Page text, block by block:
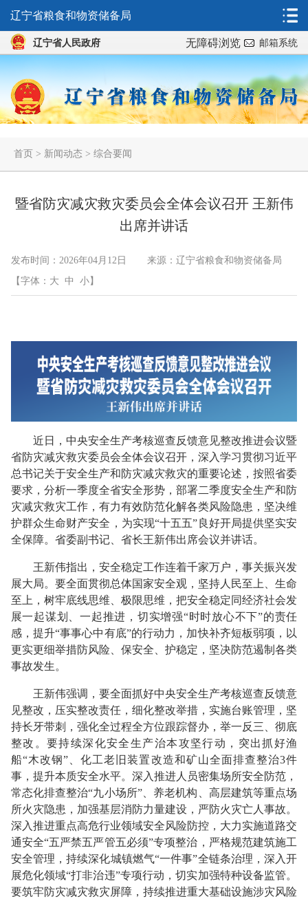
辽宁省人民政府 邮箱系统
无障碍浏览
辽宁省粮食和物资储备局
首页 > 新闻动态 > 综合要闻
暨省防灾减灾救灾委员会全体会议召开 王新伟
出席并讲话
发布时间：2026年04月12日
来源：辽宁省粮食和物资储备局
【字体： 大 中 小】
近日，中央安全生产考核巡查反馈意见整改推进会议暨
省防灾减灾救灾委员会全体会议召开，深入学习贯彻习近平
总书记关于安全生产和防灾减灾救灾的重要论述，按照省委
要求，分析一季度全省安全形势，部署二季度安全生产和防
灾减灾救灾工作，有力有效防范化解各类风险隐患，坚决维
护群众生命财产安全，为实现“十五五”良好开局提供坚实安
全保障。省委副书记、省长王新伟出席会议并讲话。
王新伟指出，安全稳定工作连着千家万户，事关振兴发
展大局。要全面贯彻总体国家安全观，坚持人民至上、生命
至上，树牢底线思维、极限思维，把安全稳定同经济社会发
展一起谋划、一起推进，切实增强“时时放心不下”的责任
感，提升“事事心中有底”的行动力，加快补齐短板弱项，以
更实更细举措防风险、保安全、护稳定，坚决防范遏制各类
事故发生。
王新伟强调，要全面抓好中央安全生产考核巡查反馈意
见整改，压实整改责任，细化整改举措，实施台账管理，坚
持长牙带刺，强化全过程全方位跟踪督办，举一反三、彻底
整改。要持续深化安全生产治本攻坚行动，突出抓好渔
船“木改钢”、化工老旧装置改造和矿山全面排查整治3件
事，提升本质安全水平。深入推进人员密集场所安全防范，
常态化排查整治“九小场所”、养老机构、高层建筑等重点场
所火灾隐患，加强基层消防力量建设，严防火灾亡人事故。
深入推进重点高危行业领域安全风险防控，大力实施道路交
通安全“五严禁五严管五必须”专项整治，严格规范建筑施工
安全管理，持续深化城镇燃气“一件事”全链条治理，深入开
展危化领域“打非治违”专项行动，切实加强特种设备监管。
要筑牢防灾减灾救灾屏障，持续推进重大基础设施涉灾风险